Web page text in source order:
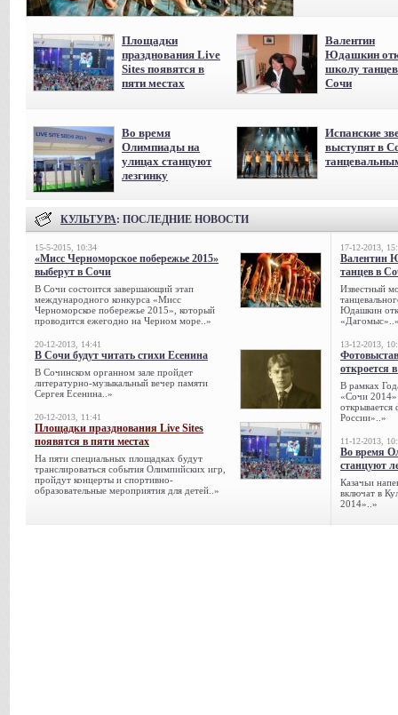
Площадки
празднования Live
Sites появятся в
пяти местах
Валентин
Юдашкин
школу
Сочи
Во время
Олимпиады на
улицах станцуют
лезгинку
Испанские
выступят в
КУЛЬТУРА: ПОСЛЕДНИЕ НОВОСТИ
15-5-2015, 10:34
«Мисс Черноморское побережье 2015»
выберут в Сочи
В Сочи состоится завершающий этап
международного конкурса «Мисс
Черноморское побережье 2015», который
проводится ежегодно на Черном море..»
20-12-2013, 14:41
В Сочи будут читать стихи Есенина
В Сочинском органном зале пройдет
литературно-музыкальный вечер памяти
Сергея Есенина..»
20-12-2013, 11:41
Площадки празднования Live Sites
появятся в пяти местах
На пяти специальных площадках будут
транслироваться события Олимпийских игр,
пройдут концерты и спортивно-
образовательные мероприятия для детей..»
17-12-2013,
Валентин
танцев в
Известный
Юдашкин
13-12-2013,
откроется
В рамках
«Сочи 2014»
открывается
России»..»
11-12-2013,
Во время
станцуют
Казачьи
включат в
2014»..»